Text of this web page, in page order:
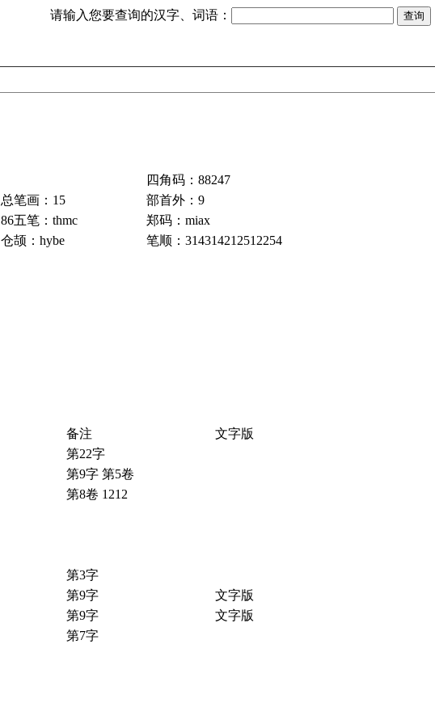
请输入您要查询的汉字、词语：
四角码：88247
总笔画：15
部首外：9
86五笔：thmc
郑码：miax
仓颉：hybe
笔顺：314314212512254
备注
文字版
第22字
第9字 第5卷
第8卷 1212
第3字
第9字
文字版
第9字
文字版
第7字